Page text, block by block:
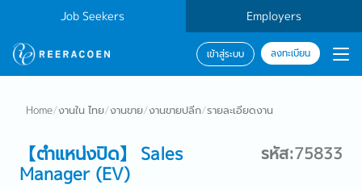
Job Seekers Employers
เข้าสู่ระบบ ลงทะเบียน
Home/งานใน ไทย/งานขาย/งานขายปลีก/รายละเอียดงาน
【ตำแหน่งปิด】 Sales
Manager (EV)
รหัส:75833